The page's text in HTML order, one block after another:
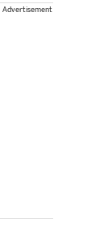
Advertisement